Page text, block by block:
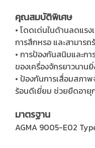
คุณสมบัติพิเศษ
• โดดเด่นในด้านลดแร
การสึกหรอ และสามารถ
• การป้องกันสนิมและก
ของเครื่องจักรยาวนาน
• ป้องกันการเสื่อมสภา
ร้อนดีเยี่ยม ช่วยยืดอายุ
มาตรฐาน
AGMA 9005-E02